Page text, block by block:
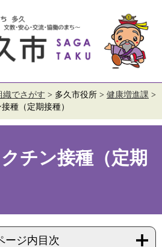
織でさがす > 多久市役所 > 健康増進課 >
種（定期接種）
チン接種（定期
ージ内目次